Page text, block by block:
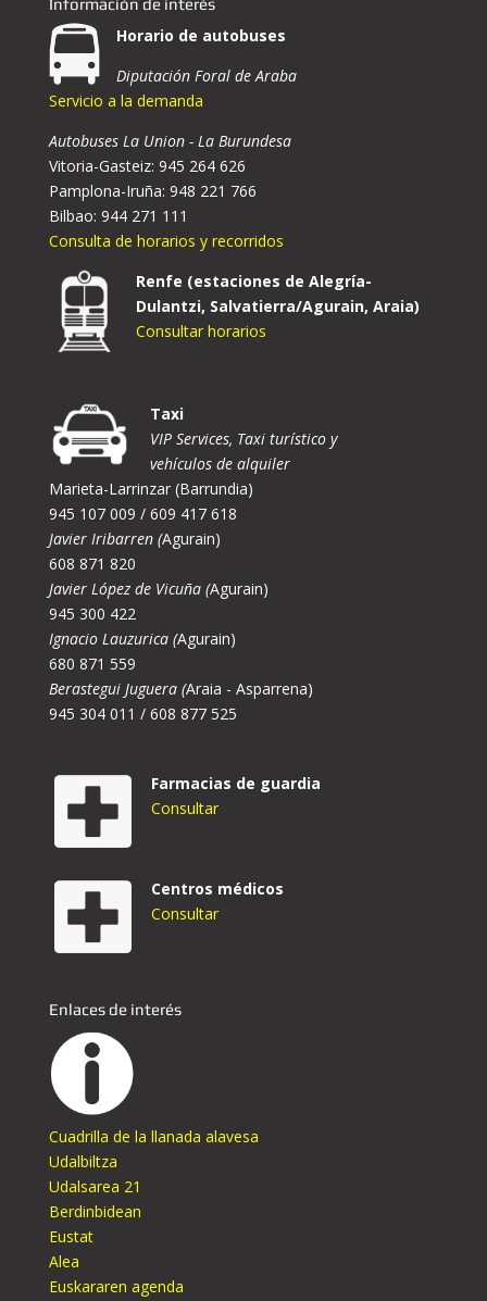
Información de interés
Horario de autobuses
Diputación Foral de Araba
Servicio a la demanda
Autobuses La Union - La Burundesa
Vitoria-Gasteiz: 945 264 626
Pamplona-Iruña: 948 221 766
Bilbao: 944 271 111
Consulta de horarios y recorridos
Renfe (estaciones de Alegría-
Dulantzi, Salvatierra/Agurain, Araia)
Consultar horarios
Taxi
VIP Services, Taxi turístico y
vehículos de alquiler
Marieta-Larrinzar (Barrundia)
945 107 009 / 609 417 618
Javier Iribarren (Agurain)
608 871 820
Javier López de Vicuña (Agurain)
945 300 422
Ignacio Lauzurica (Agurain)
680 871 559
Berastegui Juguera (Araia - Asparrena)
945 304 011 / 608 877 525
Farmacias de guardia
Consultar
Centros médicos
Consultar
Enlaces de interés
Cuadrilla de la llanada alavesa
Udalbiltza
Udalsarea 21
Berdinbidean
Eustat
Alea
Euskararen agenda